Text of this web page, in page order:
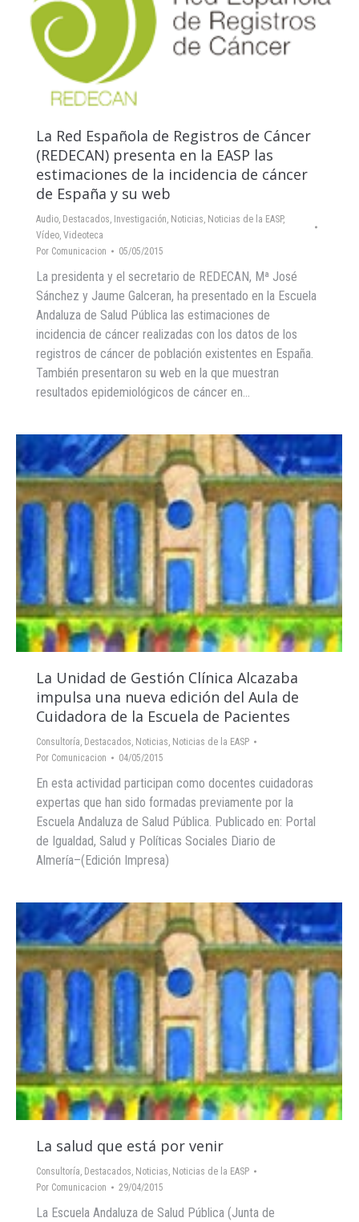
La Red Española de Registros de Cáncer
(REDECAN) presenta en la EASP las
estimaciones de la incidencia de cáncer
de España y su web
Audio Destacados Investigación Noticias Noticias de la EASP,
Vídeo Videoteca
Por Comunicacion 05/05/2015
La presidenta y el secretario de REDECAN, Mª José
Sánchez y Jaume Galceran, ha presentado en la Escuela
Andaluza de Salud Pública las estimaciones de
incidencia de cáncer realizadas con los datos de los
registros de cáncer de población existentes en España.
También presentaron su web en la que muestran
resultados epidemiológicos de cáncer en…
La Unidad de Gestión Clínica Alcazaba
impulsa una nueva edición del Aula de
Cuidadora de la Escuela de Pacientes
Consultoría, Destacados, Noticias, Noticias de la EASP
Por Comunicacion 04/05/2015
En esta actividad participan como docentes cuidadoras
expertas que han sido formadas previamente por la
Escuela Andaluza de Salud Pública. Publicado en: Portal
de Igualdad, Salud y Políticas Sociales Diario de
Almería–(Edición Impresa)
La salud que está por venir
Consultoría, Destacados, Noticias, Noticias de la EASP
Por Comunicacion 29/04/2015
La Escuela Andaluza de Salud Pública (Junta de